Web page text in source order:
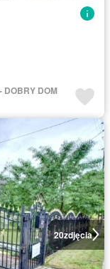
DOM
20zdjęcia